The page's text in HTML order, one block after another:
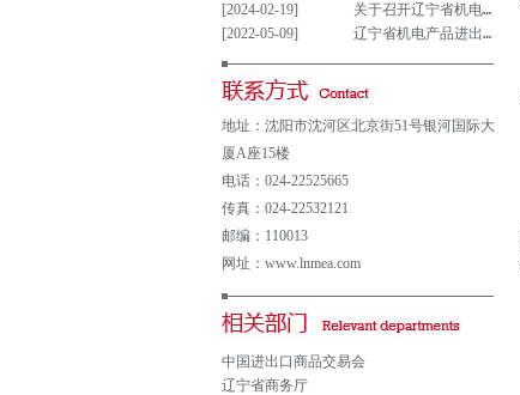
[2024-02-19]
关于召开辽宁省机电产品进出口企业 联合会第五届会员大会的通知
[2022-05-09]
辽宁省机电产品进出口企业联合会会费及其他收费公示表
地址：沈阳市沈河区北京街51号银河国际大
厦A座15楼
电话：024-22525665
传真：024-22532121
邮编：110013
网址：www.lnmea.com
中国进出口商品交易会
辽宁省商务厅